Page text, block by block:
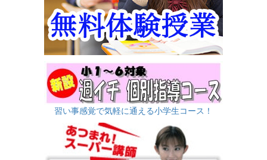
習い事感覚で気軽に通える小学生コース！